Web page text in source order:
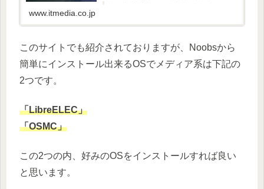
www.itmedia.co.jp
このサイトでも紹介されておりますが、Noobsから
簡単にインストール出来るOSでメディア系は下記の
2つです。
「LibreELEC」
「OSMC」
この2つの内、好みのOSをインストールすれば良い
と思います。